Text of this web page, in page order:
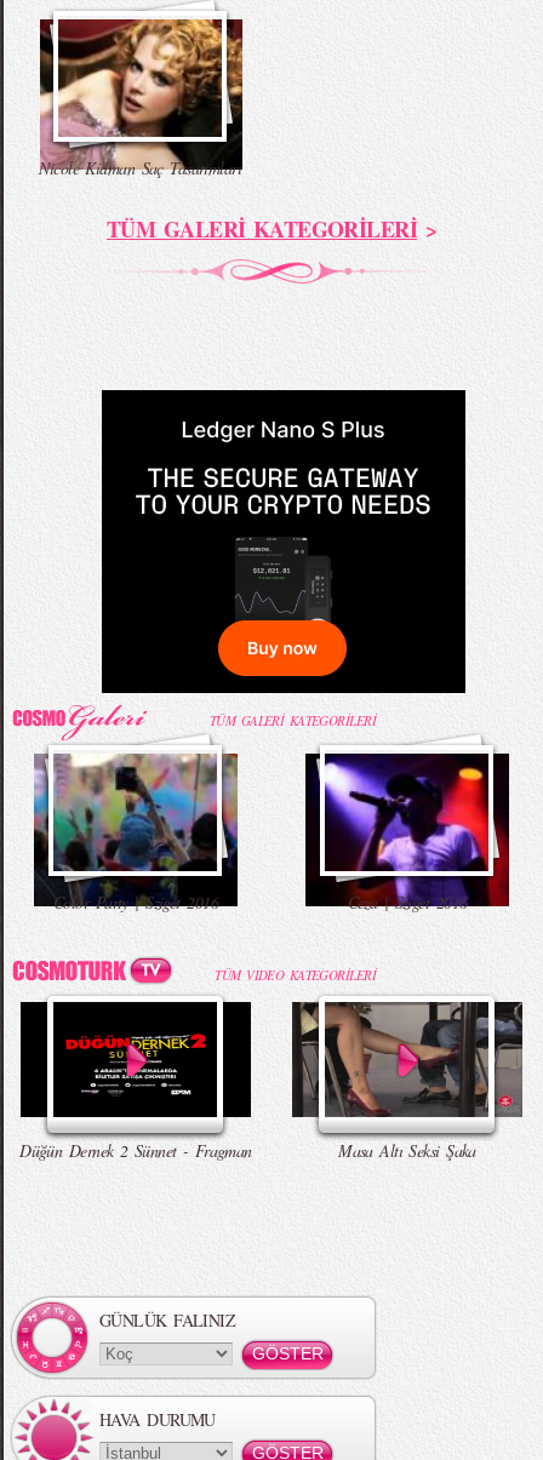
Nicole Kidman Saç Tasarımları
TÜM GALERİ KATEGORİLERİ>
TÜM GALERİ KATEGORİLERİ
Color Party | Sziget 2016 Ceza | Sziget 2016
TÜM VIDEO KATEGORİLERİ
Düğün Dernek 2 Sünnet - Fragman Masa Altı Seksi Şaka
GÜNLÜK FALINIZ
HAVA DURUMU